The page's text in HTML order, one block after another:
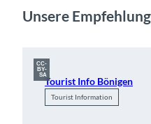
Unsere Empfehlung
CC-
BY-
SA
Tourist Info Bönigen
Tourist Information